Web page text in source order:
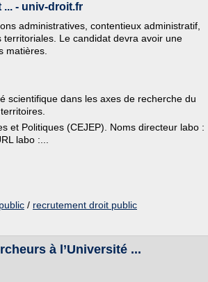
- univ-droit.fr
administratives, contentieux administratif,
Le candidat devra avoir une
matières.
scientifique dans les axes de recherche du
et Politiques (CEJEP). Noms directeur labo :
labo :...
/ recrutement droit public
à l’Université ...